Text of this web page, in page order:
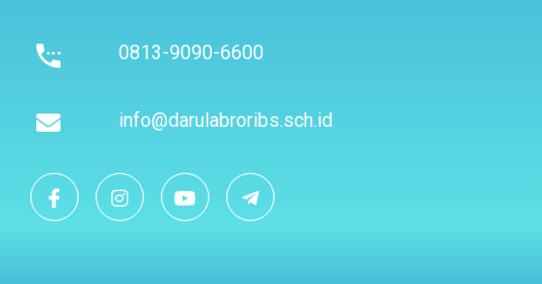
0813-9090-6600
info@darulabroribs.sch.id